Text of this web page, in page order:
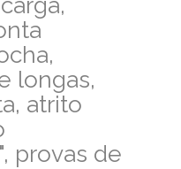
longas,
atrito
provas de